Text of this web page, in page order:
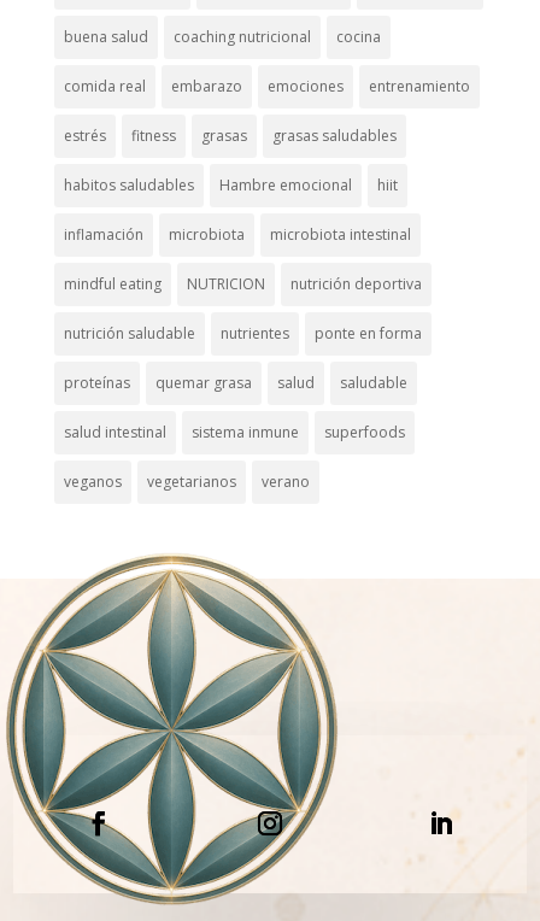
buena salud coaching nutricional cocina
comida real embarazo emociones entrenamiento
estrés fitness grasas grasas saludables
habitos saludables Hambre emocional hiit
inflamación microbiota microbiota intestinal
mindful eating NUTRICION nutrición deportiva
nutrición saludable nutrientes ponte en forma
proteínas quemar grasa salud saludable
salud intestinal sistema inmune superfoods
veganos vegetarianos verano